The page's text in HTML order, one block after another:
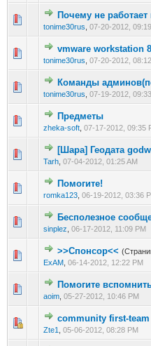
Почему не
tonime30rus 07-20-2012,
0 голос(ов) - 0 из 5 в
12345
vmware workstation 8
tonime30rus 07-20-2012,
0 голос(ов) - 0 из 5 в
12345
Команды
tonime30rus 07-19-2012,
0 голос(ов) - 0 из 5 в
12345
Предметы
zheka-soft 07-17-2012, 09:35
0 голос(ов) - 0 из 5 в
[Шара] Геодата
Tarh 07-04-2012, 01:25 AM
0 голос(ов) - 0 из 5 в
12345
Помогите!
romka123 06-19-2012, 03:36
0 голос(ов) - 0 из 5 в
Бесполезное
sinplez 06-17-2012, 11:09 PM
0 голос(ов) - 0 из 5 в
12 345
>>Спонсор<<
ExAM 06-14-2012, 12:22 PM
0 голос(ов) - 0 из 5 в
12 345
Помогите
aoim 05-27-2012, 10:46 PM
0 голос(ов) - 0 из 5 в
12345
community first-team
Zte1 05-06-2012, 08:28 PM
0 голос(ов) - 0 из 5 в
12345